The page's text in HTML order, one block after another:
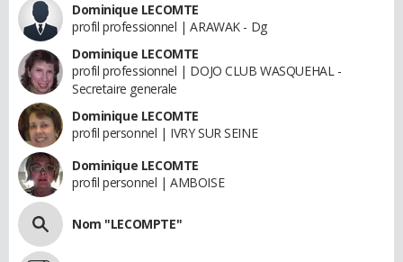
Dominique LECOMTE
profil professionnel | ARAWAK - Dg
Dominique LECOMTE
profil professionnel | DOJO CLUB WASQUEHAL -
Secretaire generale
Dominique LECOMTE
profil personnel | IVRY SUR SEINE
Dominique LECOMTE
profil personnel | AMBOISE
Nom "LECOMPTE"